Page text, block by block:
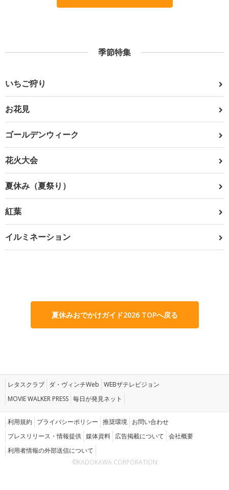
季節特集
いちご狩り
お花見
ゴールデンウィーク
花火大会
夏休み（夏祭り）
紅葉
イルミネーション
夏休みおでかけガイド2026 TOPへ戻る
レタスクラブ ダ・ヴィンチWeb WEBザテレビジョン
MOVIE WALKER PRESS 毎日が発見ネット
利用規約 プライバシーポリシー 推奨環境 お問い合わせ
プレスリリース・情報提供 媒体資料 広告掲載について 会社概要
利用者情報の外部送信について
©KADOKAWA CORPORATION